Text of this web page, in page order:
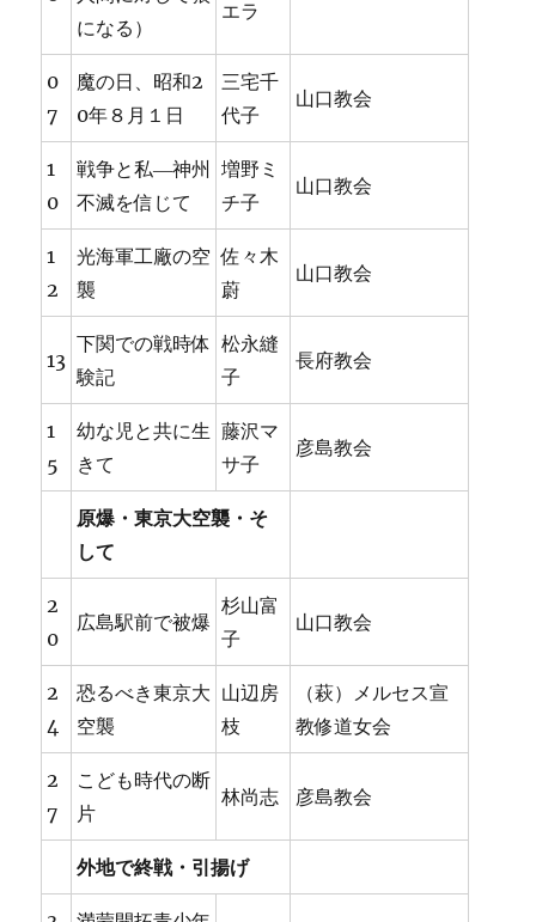
になる）
エラ
0
7
魔の日、昭和2
0年８月１日
三宅千
代子
山口教会
1
0
戦争と私―神州
不滅を信じて
増野ミ
チ子
山口教会
1
2
光海軍工廠の空
襲
佐々木
蔚
山口教会
13
下関での戦時体
験記
松永縫
子
長府教会
1
5
幼な児と共に生
きて
藤沢マ
サ子
彦島教会
原爆・東京大空襲・そ
して
2
0
広島駅前で被爆
杉山富
子
山口教会
2
4
恐るべき東京大
空襲
山辺房
枝
（萩）メルセス宣
教修道女会
2
7
こども時代の断
片
林尚志 彦島教会
外地で終戦・引揚げ